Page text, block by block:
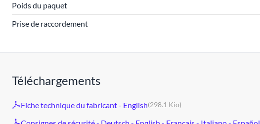
Poids du paquet
Prise de raccordement
Téléchargements
Fiche technique du fabricant - English(298.1 Kio)